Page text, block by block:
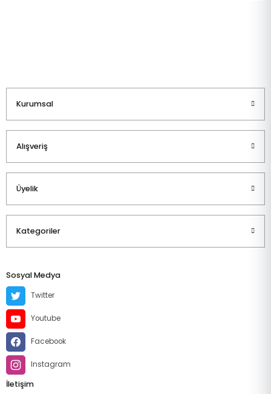
Kurumsal
Alışveriş
Üyelik
Kategoriler
Sosyal Medya
Twitter
Youtube
Facebook
Instagram
İletişim